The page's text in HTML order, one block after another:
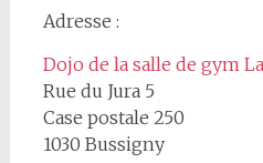
Adresse :
Dojo de la salle de gym
Rue du Jura 5
Case postale 250
1030 Bussigny